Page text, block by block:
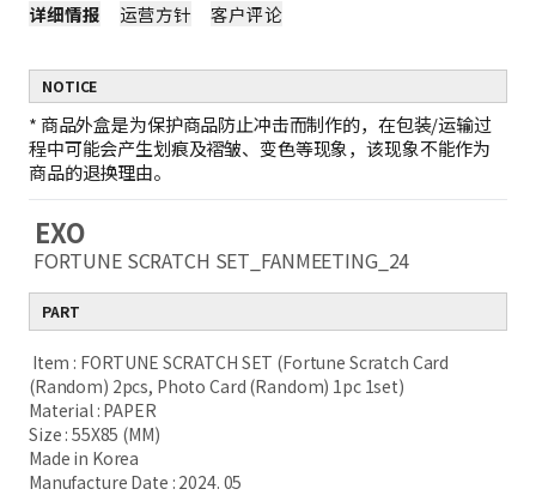
详细情报 运营方针 客户评论
NOTICE
* 商品外盒是为保护商品防止冲击而制作的，在包装/运输过
程中可能会产生划痕及褶皱、变色等现象，该现象不能作为
商品的退换理由。
EXO
FORTUNE SCRATCH SET_FANMEETING_24
PART
Item : FORTUNE SCRATCH SET (Fortune Scratch Card
(Random) 2pcs, Photo Card (Random) 1pc 1set)
Material : PAPER
Size : 55X85 (MM)
Made in Korea
Manufacture Date : 2024. 05